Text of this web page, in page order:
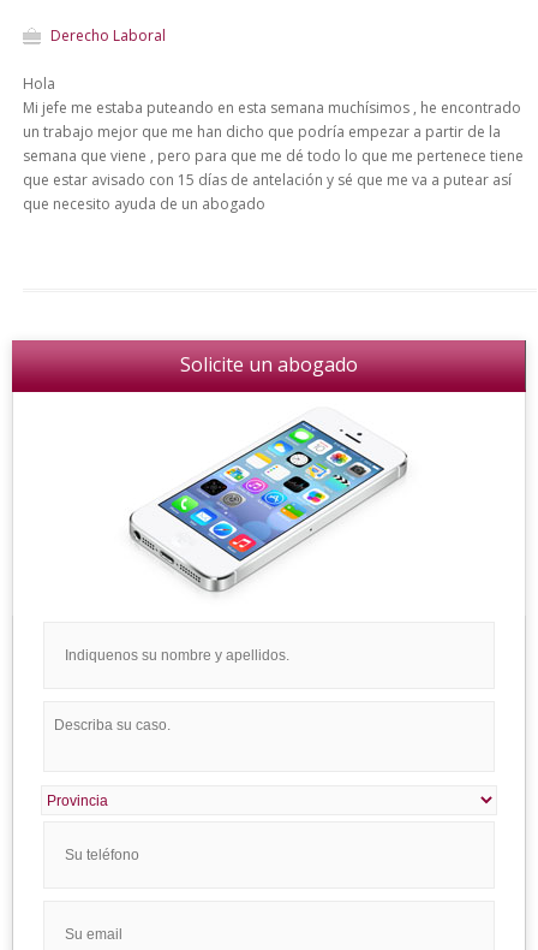
Derecho Laboral
Hola
Mi jefe me estaba puteando en esta semana muchísimos , he encontrado
un trabajo mejor que me han dicho que podría empezar a partir de la
semana que viene , pero para que me dé todo lo que me pertenece tiene
que estar avisado con 15 días de antelación y sé que me va a putear así
que necesito ayuda de un abogado
Solicite un abogado